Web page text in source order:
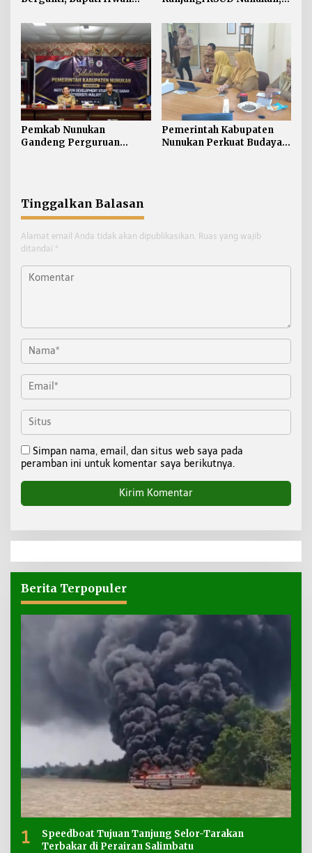
Jaga Stabilitas Wilayah
Perbatasan
Pelayanan Kesehatan
Pemkab Nunukan
Gandeng Perguruan
Pemerintah Kabupaten
Nunukan Perkuat Budaya
Tinggalkan Balasan
Alamat email Anda tidak akan dipublikasikan. Ruas yang wajib
ditandai *
Simpan nama, email, dan situs web saya pada
peramban ini untuk komentar saya berikutnya.
Berita Terpopuler
1
Speedboat Tujuan Tanjung Selor-Tarakan
Terbakar di Perairan Salimbatu